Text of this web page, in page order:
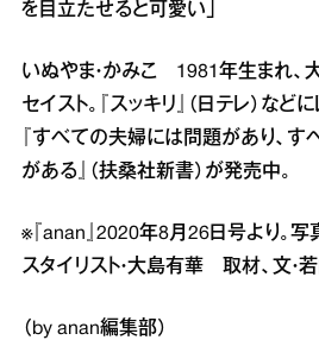
を目立たせると可愛い」
いぬやま・かみこ 1981年生まれ、
セイスト。『スッキリ』（日テレ）な
『すべての夫婦には問題があり、
がある』（扶桑社新書）が発売中。
※『anan』2020年8月26日号より。写
スタイリスト・大島有華 取材、文・
（by anan編集部）